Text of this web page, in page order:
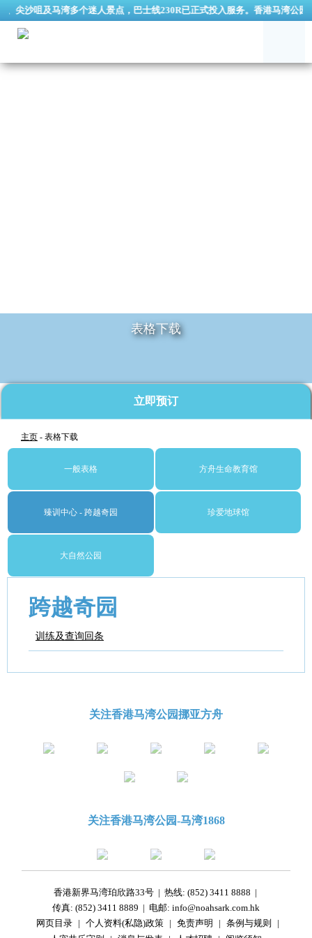
尖沙咀及马湾多个迷人景点，巴士线230R已正式投入服务。香港马湾公
表格下载
立即预订
主页 - 表格下载
一般表格 方舟生命教育馆
臻训中心 - 跨越奇园 珍爱地球馆
大自然公园
跨越奇园
训练及查询回条
关注香港马湾公园挪亚方舟
关注香港马湾公园-马湾1868
香港新界马湾珀欣路33号 | 热线: (852) 3411 8888 |
传真: (852) 3411 8889 | 电邮: info@noahsark.com.hk
网页目录 | 个人资料(私隐)政策 | 免责声明 | 条例与规则
|